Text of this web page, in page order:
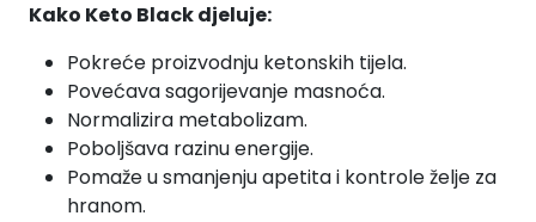
Kako Keto Black djeluje:
Pokreće proizvodnju ketonskih tijela.
Povećava sagorijevanje masnoća.
Normalizira metabolizam.
Poboljšava razinu energije.
Pomaže u smanjenju apetita i kontrole želje za
hranom.